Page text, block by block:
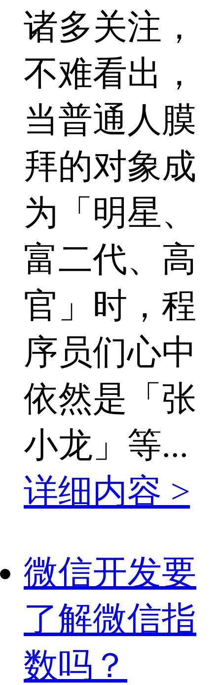
诸多关注，
不难看出，
当普通人膜
拜的对象成
为「明星、
富二代、高
官」时，程
序员们心中
依然是「张
小龙」等...
详细内容 >
微信开发要
了解微信指
数吗？